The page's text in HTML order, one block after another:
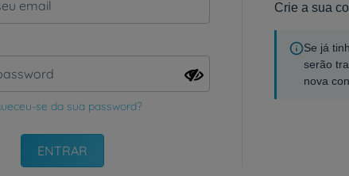
se da sua password?
Crie a sua
Se já
serão
nova